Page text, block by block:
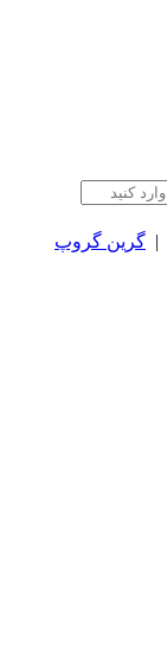
گرین گروپ